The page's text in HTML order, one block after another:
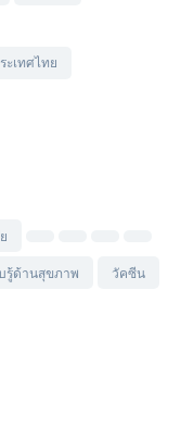
เทศไทย
รู้ด้านสุขภาพ
วัคซีน